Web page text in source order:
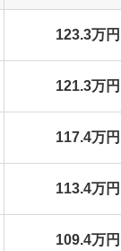
123.3万
121.3万
117.4万
113.4万
109.4万